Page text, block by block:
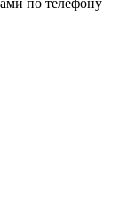
по телефону